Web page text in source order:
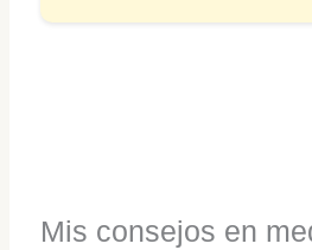
Mis consejos en